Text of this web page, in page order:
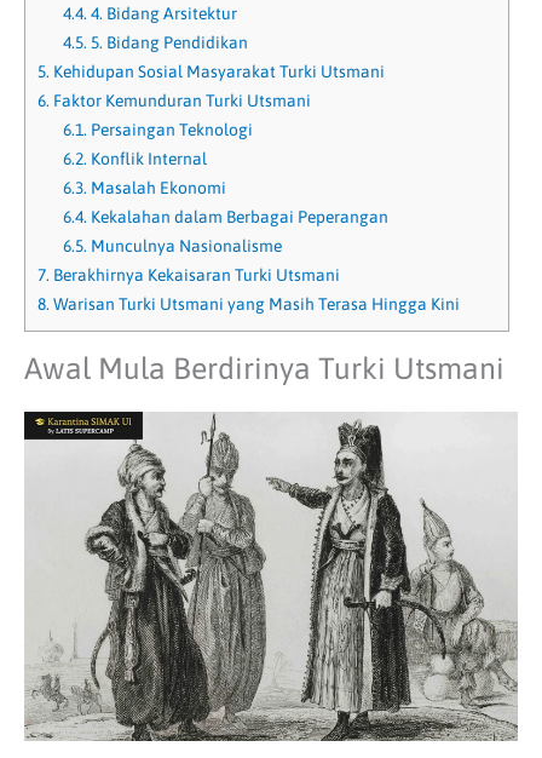
4.4. 4. Bidang Arsitektur
4.5. 5. Bidang Pendidikan
5. Kehidupan Sosial Masyarakat Turki Utsmani
6. Faktor Kemunduran Turki Utsmani
6.1. Persaingan Teknologi
6.2. Konflik Internal
6.3. Masalah Ekonomi
6.4. Kekalahan dalam Berbagai Peperangan
6.5. Munculnya Nasionalisme
7. Berakhirnya Kekaisaran Turki Utsmani
8. Warisan Turki Utsmani yang Masih Terasa Hingga Kini
Awal Mula Berdirinya Turki Utsmani